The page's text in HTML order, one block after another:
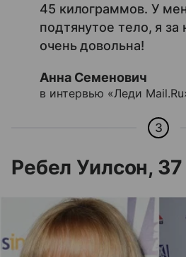
45 килограммов. У
подтянутое тело, я
очень довольна!
Анна Семенович
в интервью «Леди
3
Ребел Уилсон, 37